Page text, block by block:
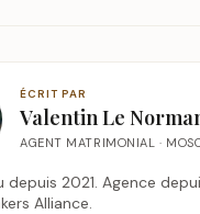
ÉCRIT PAR
Valentin Le
AGENT MATRIMONIAL ·
depuis 2021. Agence
Alliance.